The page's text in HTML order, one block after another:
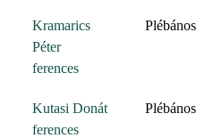
Kramarics
Péter
ferences
Plébános
Kutasi Donát
ferences
Plébános